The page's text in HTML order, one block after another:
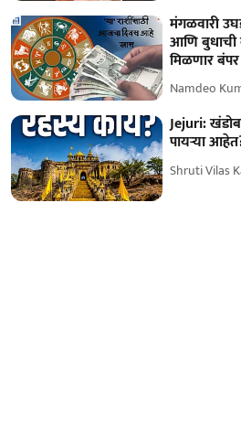
मंगळवारी
आणि बुधाची
मिळणार
Namdeo
Jejuri:
पायऱ्या
Shruti Vilas